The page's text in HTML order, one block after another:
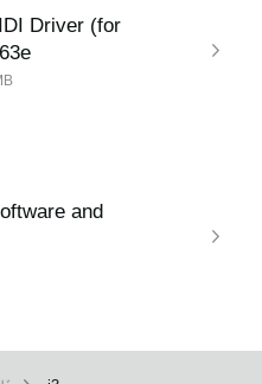
Driver (for
and